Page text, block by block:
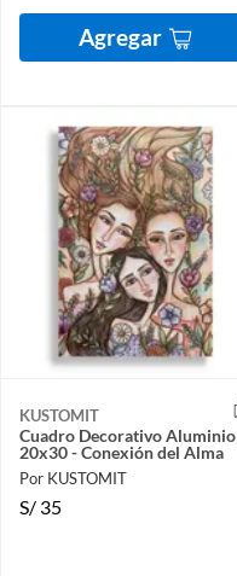
Agregar
KUSTOMIT
Cuadro Decorativo Aluminio
20x30 - Conexión del Alma
Por KUSTOMIT
S/ 35